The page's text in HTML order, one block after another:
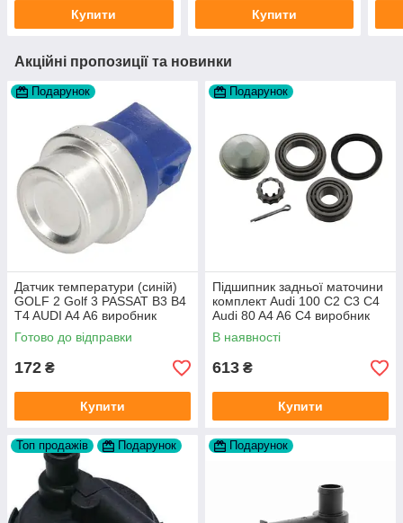
Купити Купити
Акційні пропозиції та новинки
Подарунок
Датчик температури (синій)
GOLF 2 Golf 3 PASSAT B3 B4
T4 AUDI A4 A6 виробник
Topran Німеччина
Готово до відправки
172 ₴
Купити
Подарунок
Підшипник задньої маточини
комплект Audi 100 C2 C3 C4
Audi 80 A4 A6 C4 виробник
FAG
В наявності
613 ₴
Купити
Топ продажів Подарунок Подарунок